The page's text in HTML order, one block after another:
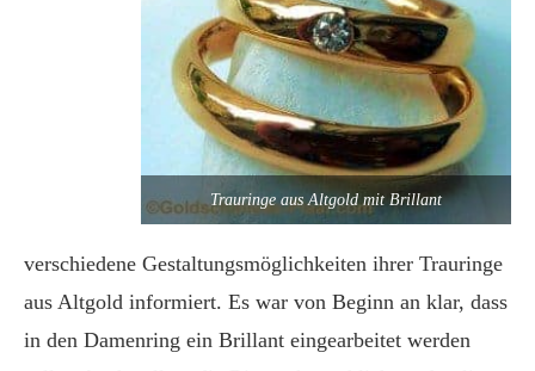
Trauringe aus Altgold mit Brillant
verschiedene Gestaltungsmöglichkeiten ihrer Trauringe
aus Altgold informiert. Es war von Beginn an klar, dass
in den Damenring ein Brillant eingearbeitet werden